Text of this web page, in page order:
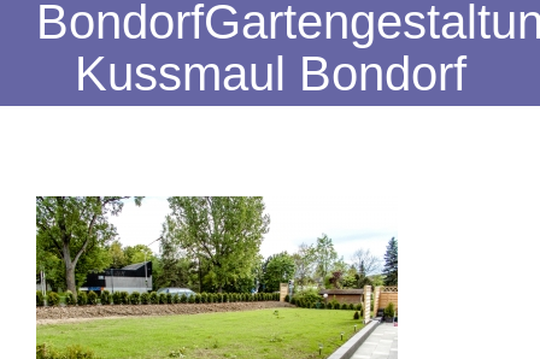
Kussmaul Bondorf